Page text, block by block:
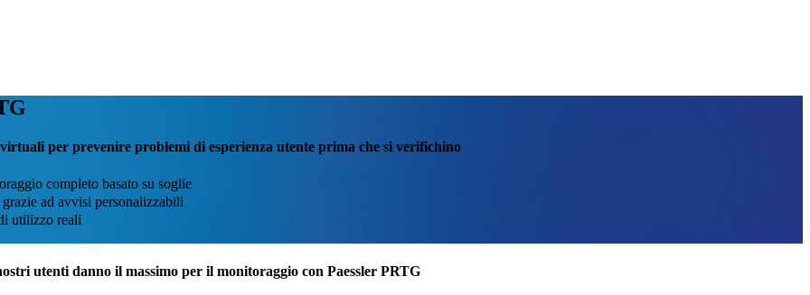
per prevenire problemi di esperienza utente prima che si verifichino
completo basato su soglie
ad avvisi personalizzabili
utilizzo reali
utenti danno il massimo per il monitoraggio con Paessler PRTG